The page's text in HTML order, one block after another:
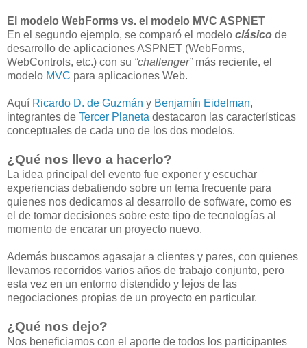
El modelo WebForms vs. el modelo MVC ASPNET
En el segundo ejemplo, se comparó el modelo clásico de
desarrollo de aplicaciones ASPNET (WebForms,
WebControls, etc.) con su “challenger”más reciente, el
modelo MVC para aplicaciones Web.
Aquí Ricardo D. de Guzmán y Benjamín Eidelman,
integrantes de Tercer Planeta destacaron las características
conceptuales de cada uno de los dos modelos.
¿Qué nos llevo a hacerlo?
La idea principal del evento fue exponer y escuchar
experiencias debatiendo sobre un tema frecuente para
quienes nos dedicamos al desarrollo de software, como es
el de tomar decisiones sobre este tipo de tecnologías al
momento de encarar un proyecto nuevo.
Además buscamos agasajar a clientes y pares, con quienes
llevamos recorridos varios años de trabajo conjunto, pero
esta vez en un entorno distendido y lejos de las
negociaciones propias de un proyecto en particular.
¿Qué nos dejo?
Nos beneficiamos con el aporte de todos los participantes